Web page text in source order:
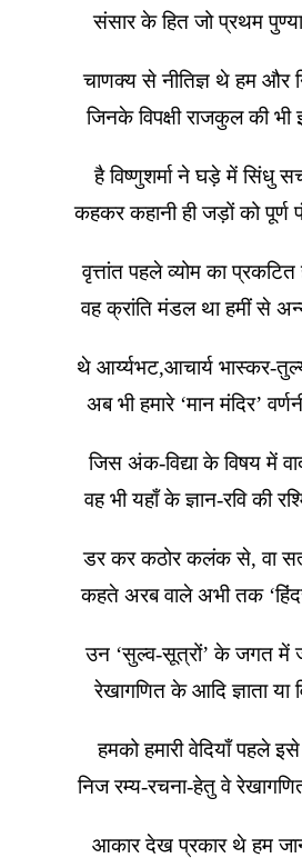
संसार के हित जो प्रथम
चाणक्य से नीतिज्ञ थे हम और
जिनके विपक्षी राजकुल की भी
है विष्णुशर्मा ने घड़े में सिंधु
कहकर कहानी ही जड़ों को पूर्ण
वृत्तांत पहले व्योम का प्रकटित
वह क्रांति मंडल था हमीं से
थे आर्य्यभट,आचार्य भास्कर-तुल्य
अब भी हमारे ‘मान मंदिर’
जिस अंक-विद्या के विषय में
वह भी यहाँ के ज्ञान-रवि की
डर कर कठोर कलंक से, वा
कहते अरब वाले अभी तक
उन ‘सुल्व-सूत्रों’ के जगत में
रेखागणित के आदि ज्ञाता या
हमको हमारी वेदियाँ पहले
निज रम्य-रचना-हेतु वे
आकार देख प्रकार थे हम